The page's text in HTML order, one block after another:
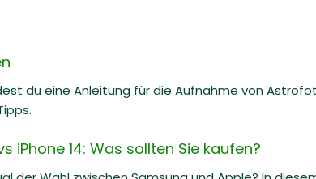
du eine Anleitung für die Aufnahme von
iPhone 14: Was sollten Sie kaufen?